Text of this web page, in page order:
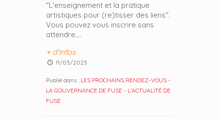
"L'enseignement et la pratique
artistiques pour (re)tisser des liens".
Vous pouvez vous inscrire sans
attendre....
+ d'infos
11/03/2023
Publié dans : LES PROCHAINS RENDEZ-VOUS -
LA GOUVERNANCE DE FUSE - L'ACTUALITÉ DE
FUSE